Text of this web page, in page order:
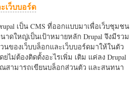
เว็บบอร์ด
เป็น CMS ที่ออกแบบมาเพื่อเว็บชุมชน
าดใหญ่เป็นเป้าหมายหลัก Drupal จึงมีรวม
นของเว็บบล็อกและเว็บบอร์ดมาให้ในตัว
ยไม่ต้องติดตั้งอะไรเพิ่ม เติม แค่ลง Drupal
สามารถเขียนบล็อกส่วนตัว และสนทนา